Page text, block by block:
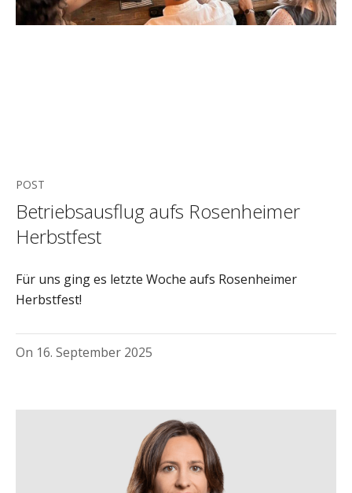
POST
Betriebsausflug aufs Rosenheimer
Herbstfest
Für uns ging es letzte Woche aufs Rosenheimer
Herbstfest!
On 16. September 2025